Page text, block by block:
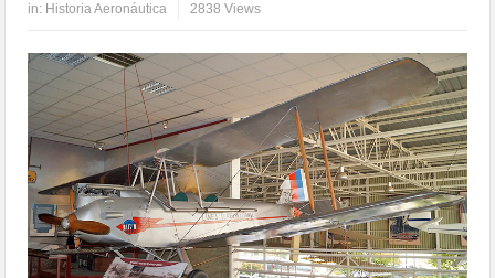
in: Historia Aeronáutica 2838 Views